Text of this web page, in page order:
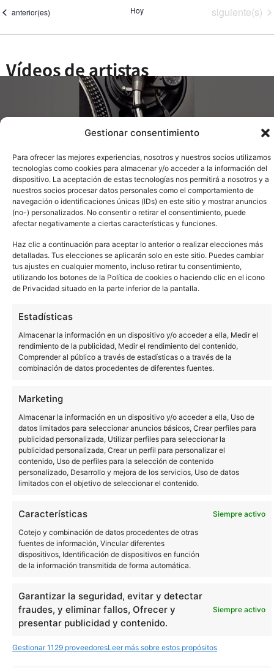
Gestionar consentimiento
Para ofrecer las mejores experiencias, nosotros y nuestros socios utilizamos
tecnologías como cookies para almacenar y/o acceder a la información del
dispositivo. La aceptación de estas tecnologías nos permitirá a nosotros y a
nuestros socios procesar datos personales como el comportamiento de
navegación o identificaciones únicas (IDs) en este sitio y mostrar anuncios
(no-) personalizados. No consentir o retirar el consentimiento, puede
afectar negativamente a ciertas características y funciones.
Haz clic a continuación para aceptar lo anterior o realizar elecciones más
detalladas. Tus elecciones se aplicarán solo en este sitio. Puedes cambiar
tus ajustes en cualquier momento, incluso retirar tu consentimiento,
utilizando los botones de la Política de cookies o haciendo clic en el icono
de Privacidad situado en la parte inferior de la pantalla.
Estadísticas
Almacenar la información en un dispositivo y/o acceder a ella, Medir el
rendimiento de la publicidad, Medir el rendimiento del contenido,
Comprender al público a través de estadísticas o a través de la
combinación de datos procedentes de diferentes fuentes.
Marketing
Almacenar la información en un dispositivo y/o acceder a ella, Uso de
datos limitados para seleccionar anuncios básicos, Crear perfiles para
publicidad personalizada, Utilizar perfiles para seleccionar la
publicidad personalizada, Crear un perfil para personalizar el
contenido, Uso de perfiles para la selección de contenido
personalizado, Desarrollo y mejora de los servicios, Uso de datos
limitados con el objetivo de seleccionar el contenido.
Características
Siempre activo
Cotejo y combinación de datos procedentes de otras
fuentes de información, Vincular diferentes
dispositivos, Identificación de dispositivos en función
de la información transmitida de forma automática.
Garantizar la seguridad, evitar y detectar
fraudes, y eliminar fallos, Ofrecer y
presentar publicidad y contenido.
Siempre activo
Gestionar 1129 proveedoresLeer más sobre estos propósitos
Eventos
anterior(es) Hoy Eventos
siguiente(s)
Vídeos de artistas
Ver todo
Comunidad
Community
Noticias
YouTube
Sobre nosotros
Términos de uso
Política de privacidad
Copyright © 2026 Panasonic Marketing Europe